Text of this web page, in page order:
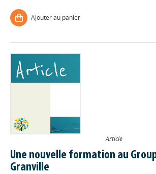
Ajouter au panier
Article
Une nouvelle formation au
Granville